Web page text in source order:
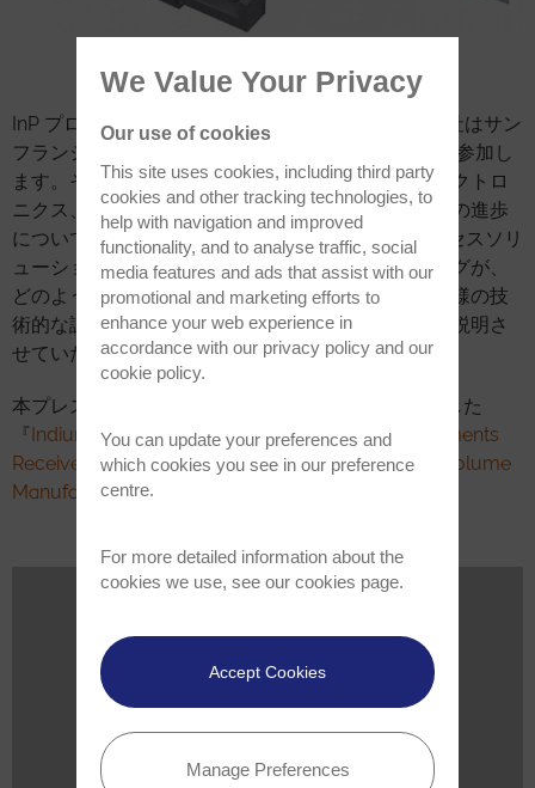
PlasmaPro 100 Cobra ICP 装置
InP プロセス装置のマーケットリーダーとして、当社はサン
フランシスコで開催される Photonics West 2023 に参加し
ます。そして、当社のエキスパートが、オプトエレクトロ
ニクス、フォトニクス、レーザー、量子工学の最新の進歩
について紹介します。そこで、当社の ICP InP プロセスソリ
ューションとイオンビーム傾斜ファセットエッチングが、
どのようにお客様のプロジェクトを発展させ、お客様の技
術的な課題を解決することができるかについて、ご説明さ
せていただきます。
本プレスリリースは、イギリス時間1月23日に発表した
『Indium Phosphide Manufacturing Oxford Instruments
Receive Tier 1 Orders for Indium Phosphide High Volume
Manufacturing Solution
Jun 15, 2026
Oxford Instrumentsは、200mmウェハ
生産向けの高度なエッチング技術を提
供し、ロームのGaN内製化を支援して
います
We Value Your Privacy
Our use of cookies
This site uses cookies, including third party
cookies and other tracking technologies, to
help with navigation and improved
functionality, and to analyse traffic, social
media features and ads that assist with our
promotional and marketing efforts to
enhance your web experience in
accordance with our privacy policy and our
cookie policy.
You can update your preferences and
which cookies you see in our preference
centre.
For more detailed information about the
cookies we use, see our cookies page.
Accept Cookies
Manage Preferences